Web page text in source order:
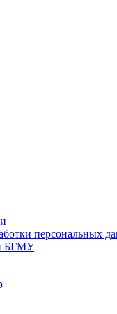
персональных
БГМУ